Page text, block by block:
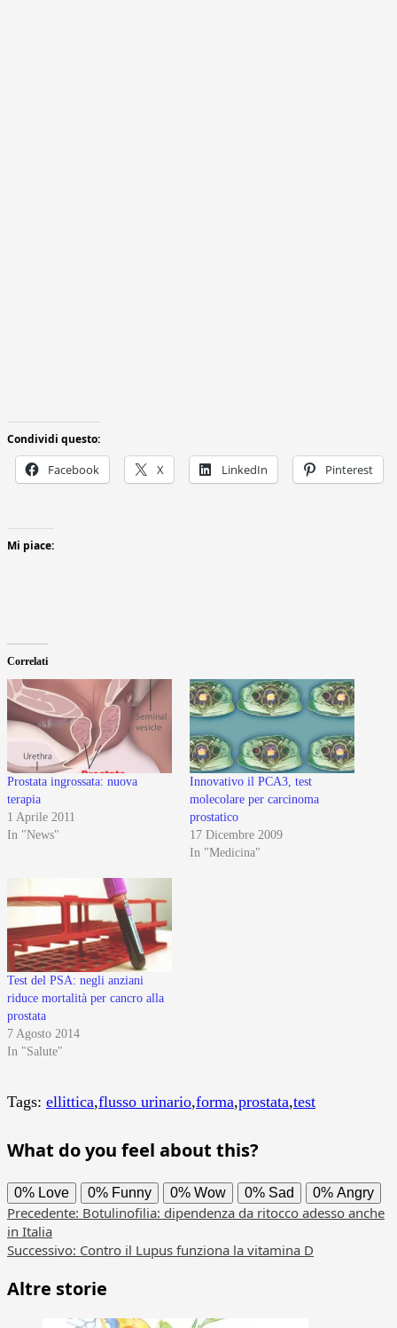
Condividi questo:
Facebook X LinkedIn Pinterest
Mi piace:
Correlati
Prostata ingrossata: nuova
terapia
1 Aprile 2011
In "News"
Innovativo il PCA3, test
molecolare per carcinoma
prostatico
17 Dicembre 2009
In "Medicina"
Test del PSA: negli anziani
riduce mortalità per cancro alla
prostata
7 Agosto 2014
In "Salute"
Tags: ellittica,flusso urinario,forma,prostata,test
What do you feel about this?
0% Love 0% Funny 0% Wow 0% Sad 0% Angry
Navigazione
articolo
Precedente: Botulinofilia: dipendenza da ritocco adesso anche
in Italia
Successivo: Contro il Lupus funziona la vitamina D
Altre storie